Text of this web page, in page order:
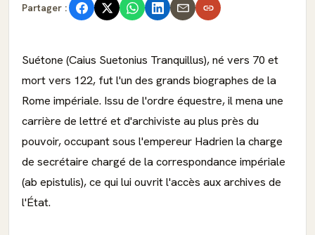
Partager :
Suétone (Caius Suetonius Tranquillus), né vers 70 et
mort vers 122, fut l'un des grands biographes de la
Rome impériale. Issu de l'ordre équestre, il mena une
carrière de lettré et d'archiviste au plus près du
pouvoir, occupant sous l'empereur Hadrien la charge
de secrétaire chargé de la correspondance impériale
(ab epistulis), ce qui lui ouvrit l'accès aux archives de
l'État.